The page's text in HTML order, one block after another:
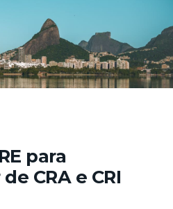
para
CRA e CRI